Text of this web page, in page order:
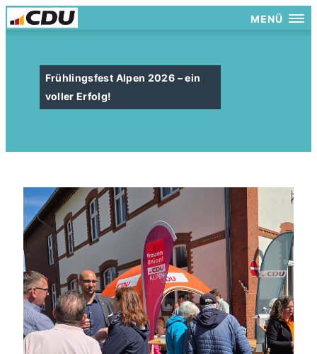
MENÜ
Frühlingsfest Alpen 2026 – ein
voller Erfolg!